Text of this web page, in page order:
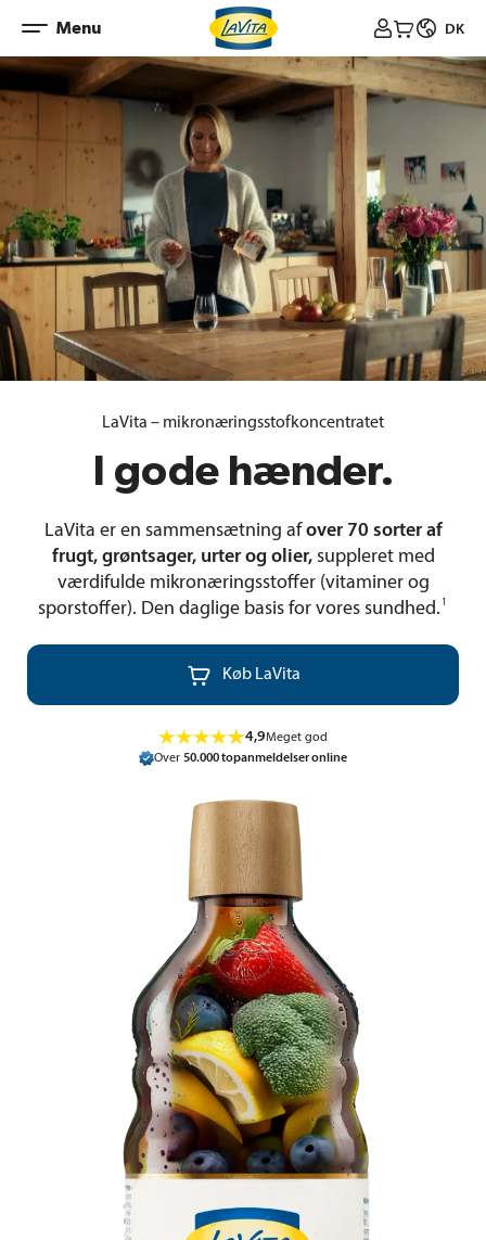
indhold
Menu  DK
LaVita – mikronæringsstofkoncentratet
I gode hænder.
LaVita er en sammensætning afover 70 sorter af
frugt, grøntsager, urter og olier, suppleret med
værdifulde mikronæringsstoffer (vitaminer og
sporstoffer). Den daglige basis for vores sundhed. 1
 Køb LaVita
4,9Meget god
Over 50.000 topanmeldelser online